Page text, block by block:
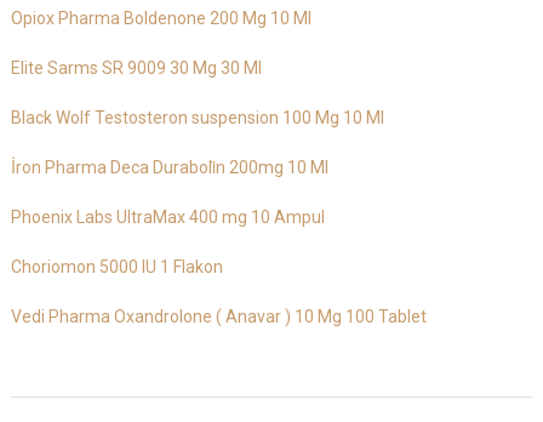
Opiox Pharma Boldenone 200 Mg 10 Ml
Elite Sarms SR 9009 30 Mg 30 Ml
Black Wolf Testosteron suspension 100 Mg 10 Ml
İron Pharma Deca Duraboli̇n 200mg 10 Ml
Phoenix Labs UltraMax 400 mg 10 Ampul
Choriomon 5000 IU 1 Flakon
Vedi Pharma Oxandrolone ( Anavar ) 10 Mg 100 Tablet